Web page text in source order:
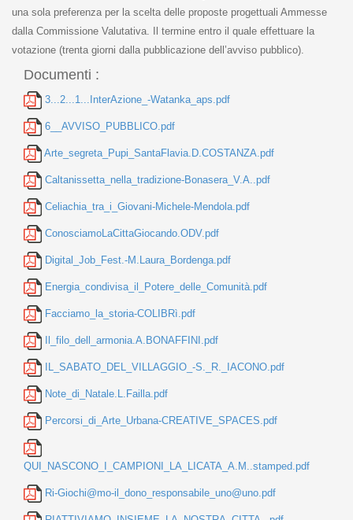
una sola preferenza per la scelta delle proposte progettuali Ammesse
dalla Commissione Valutativa. Il termine entro il quale effettuare la
votazione (trenta giorni dalla pubblicazione dell’avviso pubblico).
Documenti :
3...2...1...InterAzione_-Watanka_aps.pdf
6__AVVISO_PUBBLICO.pdf
Arte_segreta_Pupi_SantaFlavia.D.COSTANZA.pdf
Caltanissetta_nella_tradizione-Bonasera_V.A..pdf
Celiachia_tra_i_Giovani-Michele-Mendola.pdf
ConosciamoLaCittaGiocando.ODV.pdf
Digital_Job_Fest.-M.Laura_Bordenga.pdf
Energia_condivisa_il_Potere_delle_Comunità.pdf
Facciamo_la_storia-COLIBRì.pdf
Il_filo_dell_armonia.A.BONAFFINI.pdf
IL_SABATO_DEL_VILLAGGIO_-S._R._IACONO.pdf
Note_di_Natale.L.Failla.pdf
Percorsi_di_Arte_Urbana-CREATIVE_SPACES.pdf
QUI_NASCONO_I_CAMPIONI_LA_LICATA_A.M..stamped.pdf
Ri-Giochi@mo-il_dono_responsabile_uno@uno.pdf